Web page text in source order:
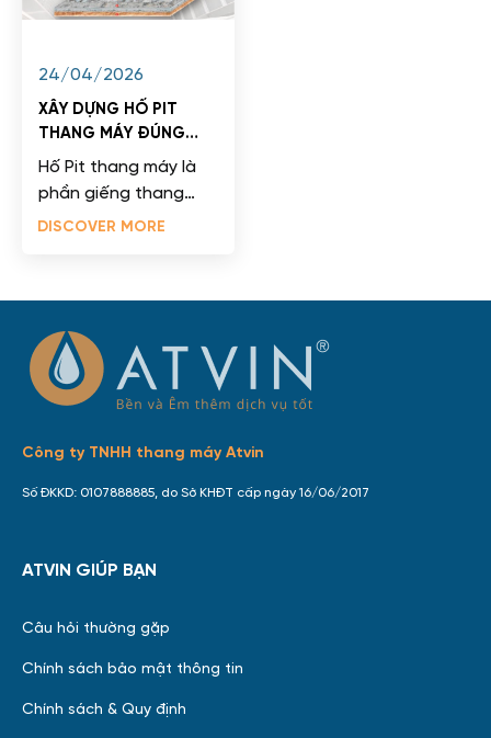
24/04/2026
XÂY DỰNG HỐ PIT
THANG MÁY ĐÚNG
TIÊU CHUẨN KỸ THUẬT
Hố Pit thang máy là
phần giếng thang
nằm phía dưới mặt
thiết kế âm...
DISCOVER MORE
Công ty TNHH thang máy Atvin
Số ĐKKD: 0107888885, do Sở KHĐT cấp ngày 16/06/2017
ATVIN GIÚP BẠN
Câu hỏi thường gặp
Chính sách bảo mật thông tin
Chính sách & Quy định